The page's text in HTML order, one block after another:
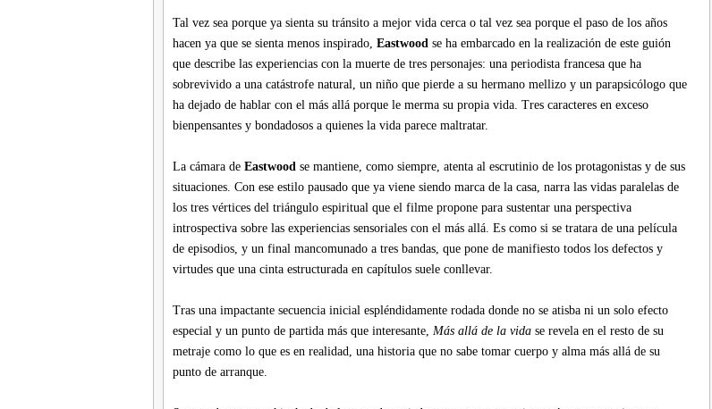
Tal vez sea porque ya sienta su tránsito a mejor vida cerca o tal vez sea porque el paso de los años
hacen ya que se sienta menos inspirado, Eastwoodse ha embarcado en la realización de este guión
que describe las experiencias con la muerte de tres personajes: una periodista francesa que ha
sobrevivido a una catástrofe natural, un niño que pierde a su hermano mellizo y un parapsicólogo que
ha dejado de hablar con el más allá porque le merma su propia vida. Tres caracteres en exceso
bienpensantes y bondadosos a quienes la vida parece maltratar.
La cámara de Eastwoodse mantiene, como siempre, atenta al escrutinio de los protagonistas y de sus
situaciones. Con ese estilo pausado que ya viene siendo marca de la casa, narra las vidas paralelas de
los tres vértices del triángulo espiritual que el filme propone para sustentar una perspectiva
introspectiva sobre las experiencias sensoriales con el más allá. Es como si se tratara de una película
de episodios, y un final mancomunado a tres bandas, que pone de manifiesto todos los defectos y
virtudes que una cinta estructurada en capítulos suele conllevar.
Tras una impactante secuencia inicial espléndidamente rodada donde no se atisba ni un solo efecto
especial y un punto de partida más que interesante, Más allá de la vidase revela en el resto de su
metraje como lo que es en realidad, una historia que no sabe tomar cuerpo y alma más allá de su
punto de arranque.